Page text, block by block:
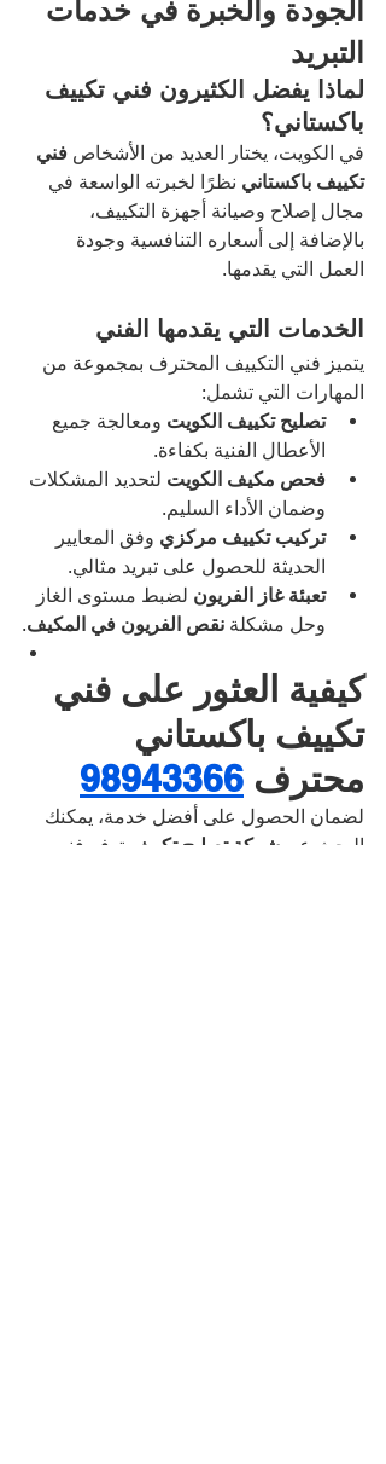
الجودة والخبرة في خدمات
التبريد
لماذا يفضل الكثيرون فني تكييف
باكستاني؟
في الكويت، يختار العديد من الأشخاص فني
تكييف باكستاني نظرًا لخبرته الواسعة في
مجال إصلاح وصيانة أجهزة التكييف،
بالإضافة إلى أسعاره التنافسية وجودة
العمل التي يقدمها.
الخدمات التي يقدمها الفني
يتميز فني التكييف المحترف بمجموعة من
المهارات التي تشمل:
تصليح تكييف الكويت ومعالجة جميع
الأعطال الفنية بكفاءة.
فحص مكيف الكويت لتحديد المشكلات
وضمان الأداء السليم.
تركيب تكييف مركزي وفق المعايير
الحديثة للحصول على تبريد مثالي.
تعبئة غاز الفريون لضبط مستوى الغاز
وحل مشكلة نقص الفريون في المكيف.
كيفية العثور على فني
تكييف باكستاني
محترف 98943366
لضمان الحصول على أفضل خدمة، يمكنك
البحث عن شركة تصليح تكييف
توفر فنيين